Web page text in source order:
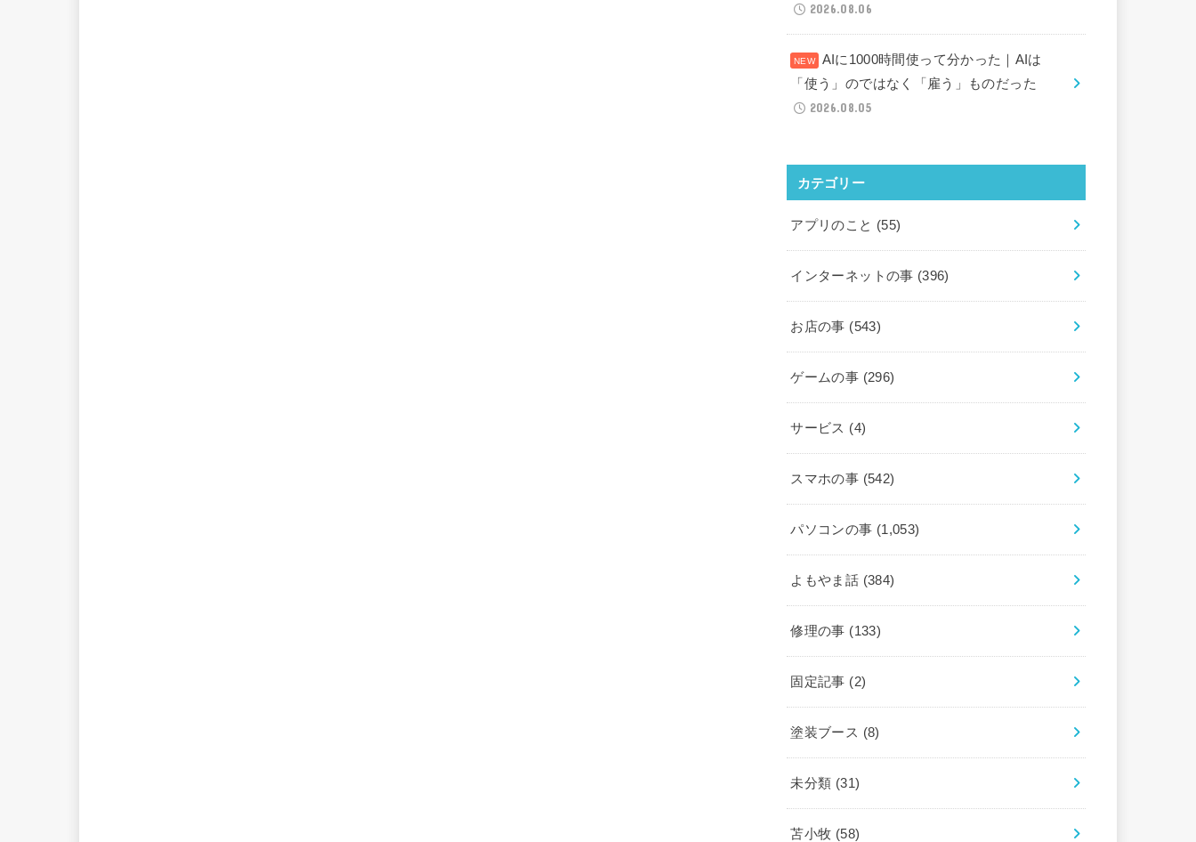
2026.08.06
AIに1000時間使って分かった｜AIは
「使う」のではなく「雇う」ものだった
2026.08.05
カテゴリー
アプリのこと (55)
インターネットの事 (396)
お店の事 (543)
ゲームの事 (296)
サービス (4)
スマホの事 (542)
パソコンの事 (1,053)
よもやま話 (384)
修理の事 (133)
固定記事 (2)
塗装ブース (8)
未分類 (31)
苫小牧 (58)